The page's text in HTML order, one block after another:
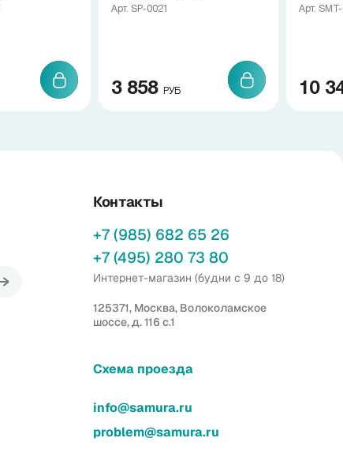
Арт. SP-0021
3 858 РУБ
Арт.
10
Контакты
+7 (985) 682 65 26
+7 (495) 280 73 80
Интернет-магазин (будни с 9 до 18)
125371, Москва, Волоколамское
шоссе, д. 116 с.1
Схема проезда
info@samura.ru
problem@samura.ru